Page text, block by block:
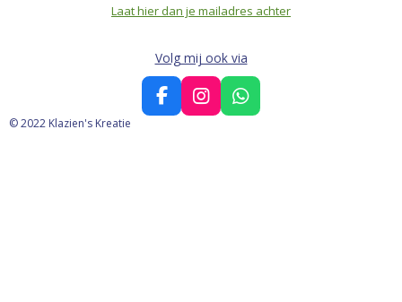
Laat hier dan je mailadres achter
Volg mij ook via
F
a
I
n
W
h
© 2022 Klazien's Kreatie